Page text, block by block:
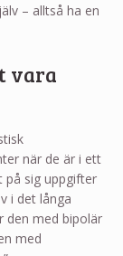
– alltså ha en
vara
när de är i ett
på sig uppgifter
i det långa
den med bipolär
med